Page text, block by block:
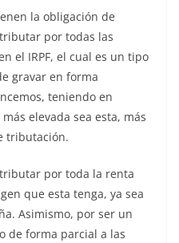
la obligación de
por todas las
el IRPF, el cual es un tipo
gravar en forma
teniendo en
elevada sea esta, más
tributación.
por toda la renta
que esta tenga, ya sea
Asimismo, por ser un
de forma parcial a las